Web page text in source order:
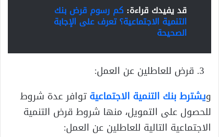
قد يفيدك قراءة: كم رسوم قرض بنك
التنمية الاجتماعية؟ تعرف على الإجابة
الصحيحة
قرض للعاطلين عن العمل:
ويشترط بنك التنمية الاجتماعيةتوافر عدة شروط
للحصول على التمويل، منها شروط قرض التنمية
الاجتماعية التالية للعاطلين عن العمل: